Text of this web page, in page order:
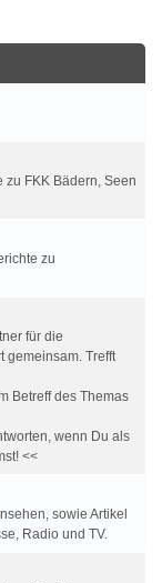
zu FKK Bädern, Seen
zu
für die
gemeinsam. Trefft
Betreff des Themas
wenn Du als
<<
sowie Artikel
Radio und TV.